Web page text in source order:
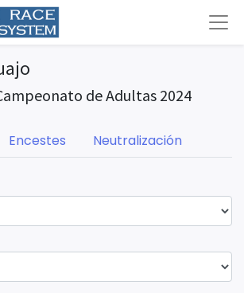
de Adultas 2024
Encestes Neutralización